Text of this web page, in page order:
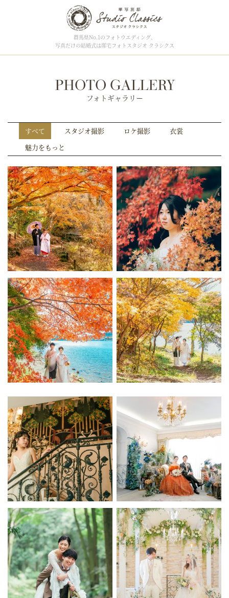
群馬県No.1のフォトウエディング、
写真だけの結婚式は邸宅フォトスタジオ クラシクス
PHOTO GALLERY
フォトギャラリー
すべて スタジオ撮影 ロケ撮影
衣裳
魅力をもっと